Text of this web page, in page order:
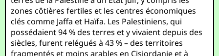
zones côtières fertiles et les centres économiques
clés comme Jaffa et Haïfa. Les Palestiniens, qui
possédaient 94 % des terres et y vivaient depuis des
siècles, furent relégués à 43 % – des territoires
fragmentés et moins arables en Cisjordanie et à